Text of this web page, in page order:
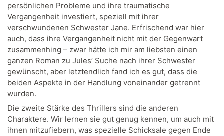
persönlichen Probleme und ihre traumatische
Vergangenheit investiert, speziell mit ihrer
verschwundenen Schwester Jane. Erfrischend war hier
auch, dass ihre Vergangenheit nicht mit der Gegenwart
zusammenhing – zwar hätte ich mir am liebsten einen
ganzen Roman zu Jules’ Suche nach ihrer Schwester
gewünscht, aber letztendlich fand ich es gut, dass die
beiden Aspekte in der Handlung voneinander getrennt
wurden.
Die zweite Stärke des Thrillers sind die anderen
Charaktere. Wir lernen sie gut genug kennen, um auch mit
ihnen mitzufiebern, was spezielle Schicksale gegen Ende